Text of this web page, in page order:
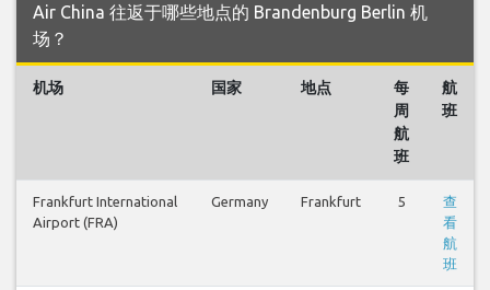
Air China 往返于哪些地点的 Brandenburg Berlin 机
场？
机场 国家 地点
每
周
航
班
航
班
Frankfurt International
Airport (FRA)
Germany Frankfurt 5
查
看
航
班